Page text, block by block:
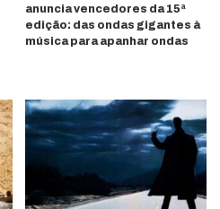
anuncia vencedores da 15ª
edição: das ondas gigantes à
música para apanhar ondas